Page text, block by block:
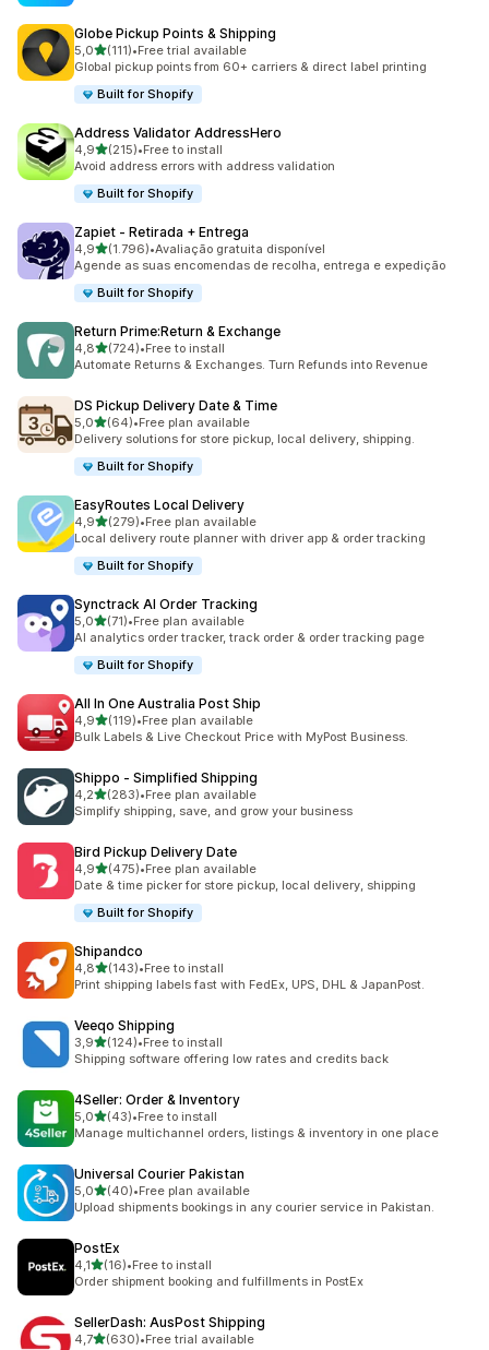
Globe Pickup Points & Shipping
5,0de 5 estrelas
(111)
111 total de avaliações
•Free trial available
Global pickup points from 60+ carriers & direct label printing
Built for Shopify
Address Validator AddressHero
4,9de 5 estrelas
(215)
215 total de avaliações
•Free to install
Avoid address errors with address validation
Built for Shopify
Zapiet ‑ Retirada + Entrega
4,9de 5 estrelas
(1.796)
1796 total de avaliações
•Avaliação gratuita disponível
Agende as suas encomendas de recolha, entrega e expedição
Built for Shopify
Return Prime:Return & Exchange
4,8de 5 estrelas
(724)
724 total de avaliações
•Free to install
Automate Returns & Exchanges. Turn Refunds into Revenue
DS Pickup Delivery Date & Time
5,0de 5 estrelas
(64)
64 total de avaliações
•Free plan available
Delivery solutions for store pickup, local delivery, shipping.
Built for Shopify
EasyRoutes Local Delivery
4,9de 5 estrelas
(279)
279 total de avaliações
•Free plan available
Local delivery route planner with driver app & order tracking
Built for Shopify
Synctrack AI Order Tracking
5,0de 5 estrelas
(71)
71 total de avaliações
•Free plan available
AI analytics order tracker, track order & order tracking page
Built for Shopify
All In One Australia Post Ship
4,9de 5 estrelas
(119)
119 total de avaliações
•Free plan available
Bulk Labels & Live Checkout Price with MyPost Business.
Shippo ‑ Simplified Shipping
4,2de 5 estrelas
(283)
283 total de avaliações
•Free plan available
Simplify shipping, save, and grow your business
Bird Pickup Delivery Date
4,9de 5 estrelas
(475)
475 total de avaliações
•Free plan available
Date & time picker for store pickup, local delivery, shipping
Built for Shopify
Shipandco
4,8de 5 estrelas
(143)
143 total de avaliações
•Free to install
Print shipping labels fast with FedEx, UPS, DHL & JapanPost.
Veeqo Shipping
3,9de 5 estrelas
(124)
124 total de avaliações
•Free to install
Shipping software offering low rates and credits back
4Seller: Order & Inventory
5,0de 5 estrelas
(43)
43 total de avaliações
•Free to install
Manage multichannel orders, listings & inventory in one place
Universal Courier Pakistan
5,0de 5 estrelas
(40)
40 total de avaliações
•Free plan available
Upload shipments bookings in any courier service in Pakistan.
PostEx
4,1de 5 estrelas
(16)
16 total de avaliações
•Free to install
Order shipment booking and fulfillments in PostEx
SellerDash: AusPost Shipping
4,7de 5 estrelas
(630)
630 total de avaliações
•Free trial available